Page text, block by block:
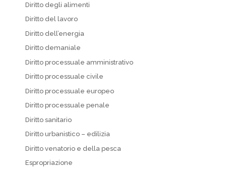
Diritto degli alimenti
Diritto del lavoro
Diritto dell’energia
Diritto demaniale
Diritto processuale amministrativo
Diritto processuale civile
Diritto processuale europeo
Diritto processuale penale
Diritto sanitario
Diritto urbanistico – edilizia
Diritto venatorio e della pesca
Espropriazione